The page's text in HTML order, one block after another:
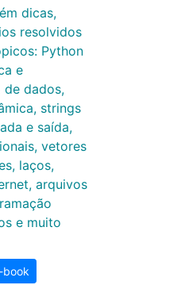
dicas,
resolvidos
Python
e
de dados,
strings
e saída,
vetores
laços,
arquivos
e muito
book